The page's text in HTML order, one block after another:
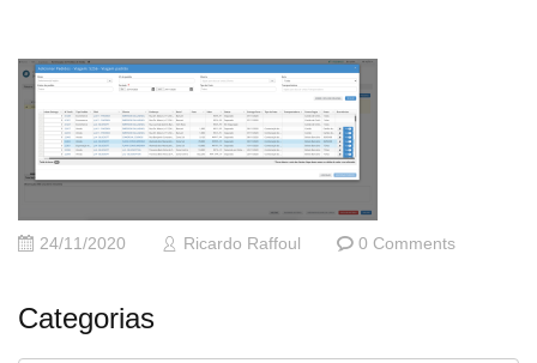
24/11/2020 Ricardo Raffoul 0 Comments
Categorias